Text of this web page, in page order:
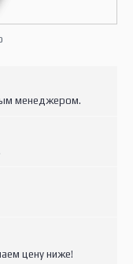
менеджером.
цену ниже!